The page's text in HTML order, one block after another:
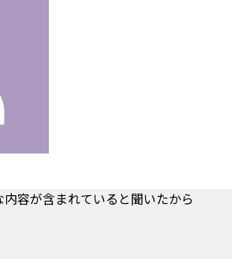
容が含まれていると聞いたから